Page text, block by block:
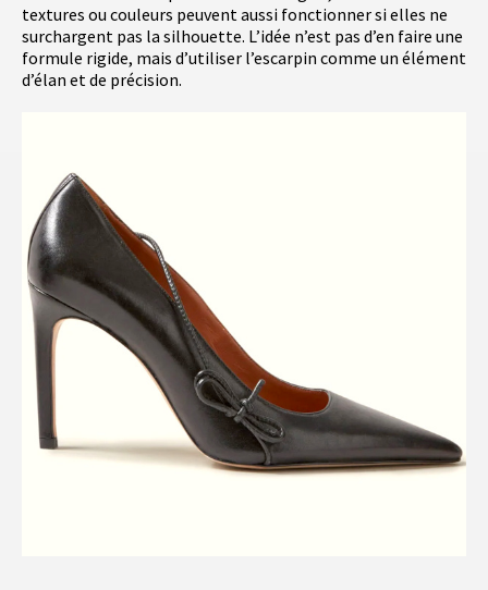
textures ou couleurs peuvent aussi fonctionner si elles ne
surchargent pas la silhouette. L’idée n’est pas d’en faire une
formule rigide, mais d’utiliser l’escarpin comme un élément
d’élan et de précision.